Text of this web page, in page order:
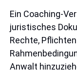
Ein Coaching-
juristisches
Rechte,
Anwalt